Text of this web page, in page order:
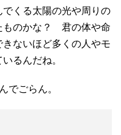
くる太陽の光や周りの
ものかな？ 君の体や命
ないほど多くの人やモ
るんだね。
でごらん。